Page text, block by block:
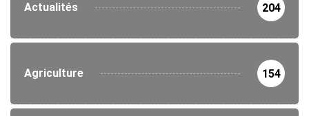
Actualités 204
Agriculture 154